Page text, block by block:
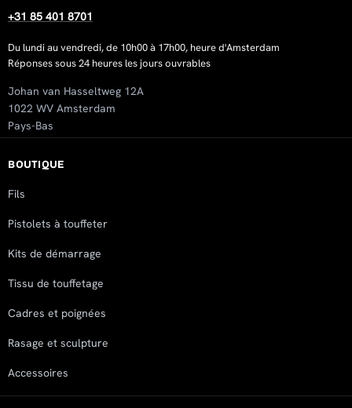
BOUTIQUE
Fils
Pistolets à touffeter
Kits de démarrage
Tissu de touffetage
Cadres et poignées
Rasage et sculpture
Accessoires
+31 85 401 8701
Du lundi au vendredi, de 10h00 à 17h00, heure d'Amsterdam
Réponses sous 24 heures les jours ouvrables
Johan van Hasseltweg 12A
1022 WV Amsterdam
Pays-Bas